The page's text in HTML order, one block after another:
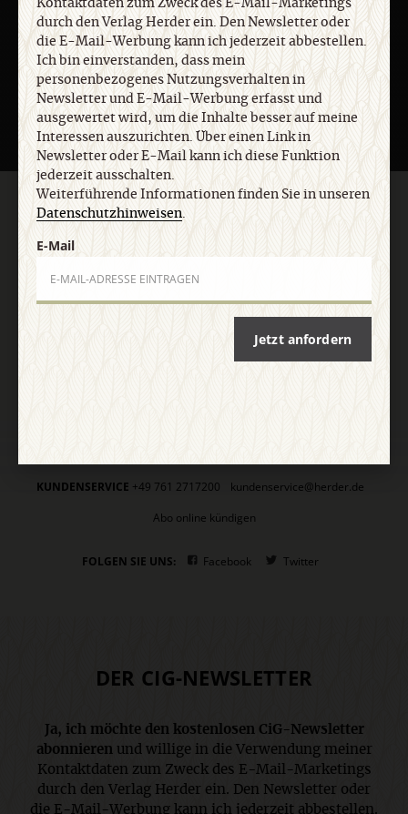
Abo bestellen
KATEGORIEN: CIG online
SERVICES:
Unsere Philosophie
Schlagwörter
KUNDENSERVICE +49 761 2717200
kundenservice@herder.de
Abo online kündigen
FOLGEN SIE UNS: Facebook Twitter
DER CIG-NEWSLETTER
Ja, ich möchte den kostenlosen CiG-Newsletter
abonnierenund willige in die Verwendung meiner
Kontaktdaten zum Zweck des E-Mail-Marketings
durch den Verlag Herder ein. Den Newsletter oder
die E-Mail-Werbung kann ich jederzeit abbestellen.
Kontaktdaten zum Zweck des E-Mail-Marketings
durch den Verlag Herder ein. Den Newsletter oder
die E-Mail-Werbung kann ich jederzeit abbestellen.
Ich bin einverstanden, dass mein
personenbezogenes Nutzungsverhalten in
Newsletter und E-Mail-Werbung erfasst und
ausgewertet wird, um die Inhalte besser auf meine
Interessen auszurichten. Über einen Link in
Newsletter oder E-Mail kann ich diese Funktion
jederzeit ausschalten.
Weiterführende Informationen finden Sie in unseren
Datenschutzhinweisen.
E-Mail
Jetzt anfordern